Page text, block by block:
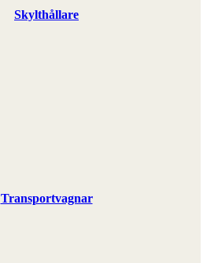
Skylthållare
Transportvagnar